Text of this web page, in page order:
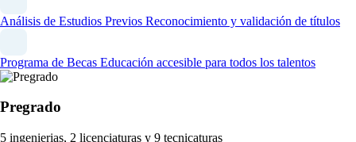
Análisis de Estudios Previos Reconocimiento y validación de títulos
Programa de Becas Educación accesible para todos los talentos
Pregrado
5 ingenierias, 2 licenciaturas y 9 tecnicaturas